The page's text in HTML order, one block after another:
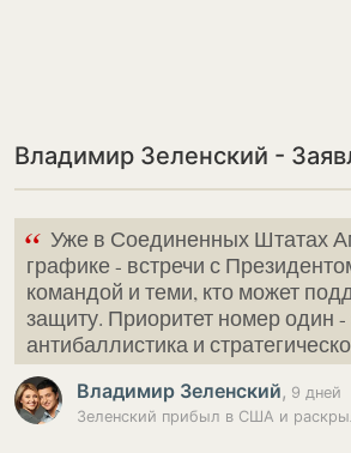
Владимир Зеленский -
“ Уже в Соединенных Штатах
графике - встречи с
командой и теми, кто может
защиту. Приоритет номер один -
антибаллистика и
Владимир Зеленский, 9 дней